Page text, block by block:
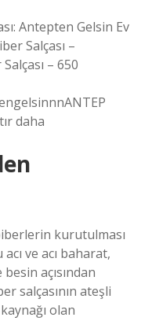
Antepten Gelsin Ev
Salçası –
– 650
daha
kurutulması
ve acı baharat,
açısından
salçasının ateşli
olan